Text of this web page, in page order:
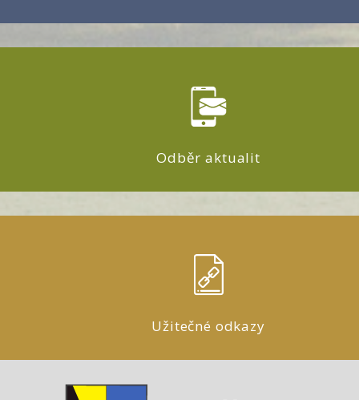
Odběr aktualit
Užitečné odkazy